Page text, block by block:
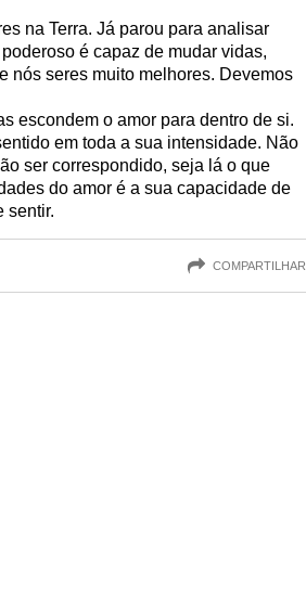
na Terra. Já parou para analisar
é capaz de mudar vidas,
nós seres muito melhores. Devemos
escondem o amor para dentro de si.
em toda a sua intensidade. Não
ser correspondido, seja lá o que
do amor é a sua capacidade de
sentir.
COMPARTILHAR